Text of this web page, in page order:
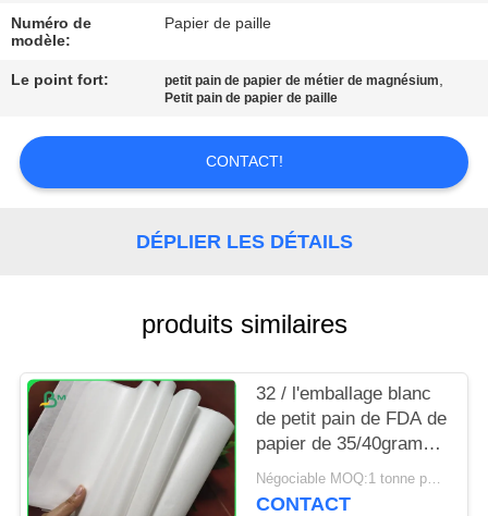
CONTACTEZ-
NOUS
CAS
PRIVACY
POLICY
Numéro de
modèle:
Papier de paille
Le point fort: petit pain de papier de métier de magnésium,
Petit pain de papier de paille
CONTACT!
DÉPLIER LES DÉTAILS
produits similaires
32 / l'emballage blanc
de petit pain de FDA de
papier de 35/40grams
MG emballage pour
emballer ébrèche
Négociable MOQ:1 tonne pour la taille spéciale
CONTACT